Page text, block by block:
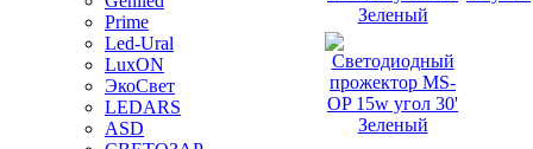
Prime
Led-Ural
LuxON
ЭкоСвет
LEDARS
ASD